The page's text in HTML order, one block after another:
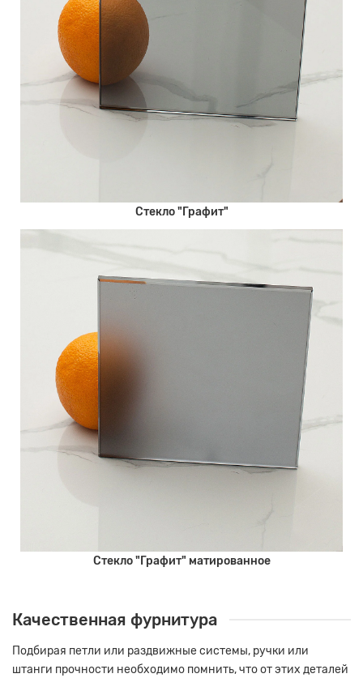
Стекло "Графит"
Стекло "Графит" матированное
Качественная фурнитура
Подбирая петли или раздвижные системы, ручки или
штанги прочности необходимо помнить, что от этих деталей